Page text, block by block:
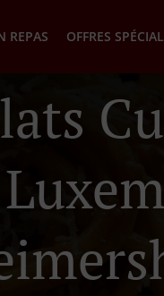
REPAS OFFRES